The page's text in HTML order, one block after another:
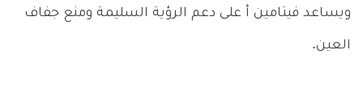
ويساعد فيتامين أ على دعم الرؤية السليمة ومنع جفاف
العين.